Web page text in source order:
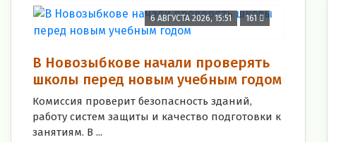
6 АВГУСТА 2026, 15:51 161
В Новозыбкове начали проверять
школы перед новым учебным годом
Комиссия проверит безопасность зданий,
работу систем защиты и качество подготовки к
занятиям. В ...